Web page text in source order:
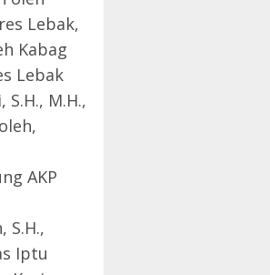
Lebak,
Kabag
Lebak
S.H., M.H.,
AKP
S.H.,
Iptu